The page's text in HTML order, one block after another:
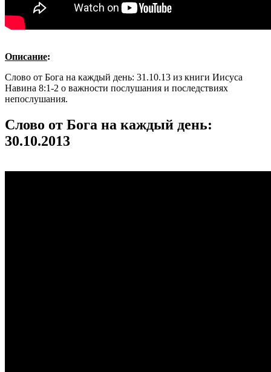
Описание:
Слово от Бога на каждый день: 31.10.13 из книги Иисуса
Навина 8:1-2 о важности послушания и последствиях
непослушания.
Слово от Бога на каждый день:
30.10.2013